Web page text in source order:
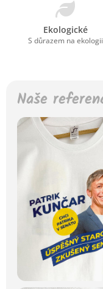
Ekologické
S důrazem na ekologii
Naše